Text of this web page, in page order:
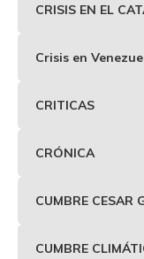
CRISIS EN EL
Crisis en
CRITICAS
CRÓNICA
CUMBRE CESAR
CUMBRE